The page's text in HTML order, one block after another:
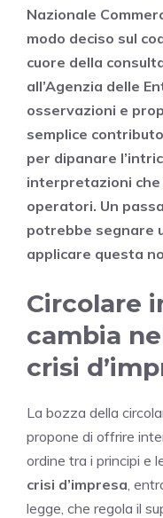
Nazionale
modo deciso sul
cuore della
all’Agenzia delle
osservazioni e
semplice
per dipanare
interpretazioni
operatori. Un
potrebbe segnare
applicare questa
Circolare
cambia
crisi
La bozza della
propone di offrire
ordine tra i principi e
crisi d’impresa ,
legge, che regola il